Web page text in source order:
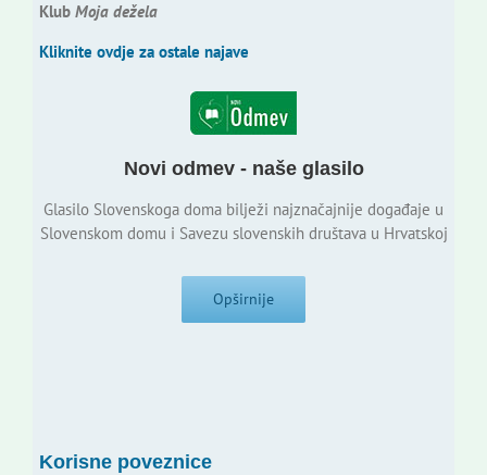
Klub Moja dežela
Kliknite ovdje za ostale najave
Novi odmev - naše glasilo
Glasilo Slovenskoga doma bilježi najznačajnije događaje u
Slovenskom domu i Savezu slovenskih društava u Hrvatskoj
Opširnije
Korisne poveznice